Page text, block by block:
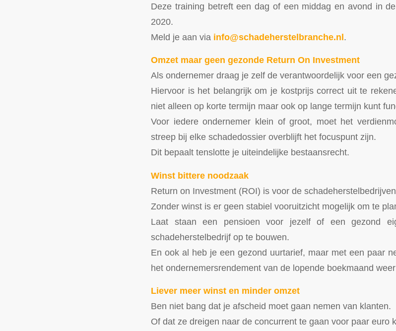
Deze training betreft een dag of een middag en avond in
2020.
Meld je aan via info@schadeherstelbranche.nl.
Omzet maar geen gezonde Return On Investment
Als ondernemer draag je zelf de verantwoordelijk voor een
Hiervoor is het belangrijk om je kostprijs correct uit te
niet alleen op korte termijn maar ook op lange termijn kunt
Voor iedere ondernemer klein of groot, moet het
streep bij elke schadedossier overblijft het focuspunt zijn.
Dit bepaalt tenslotte je uiteindelijke bestaansrecht.
Winst bittere noodzaak
Return on Investment (ROI) is voor de
Zonder winst is er geen stabiel vooruitzicht mogelijk om te
Laat staan een pensioen voor jezelf of een gezond
schadeherstelbedrijf op te bouwen.
En ook al heb je een gezond uurtarief, maar met een paar
het ondernemersrendement van de lopende boekmaand
Liever meer winst en minder omzet
Ben niet bang dat je afscheid moet gaan nemen van klanten.
Of dat ze dreigen naar de concurrent te gaan voor paar euro